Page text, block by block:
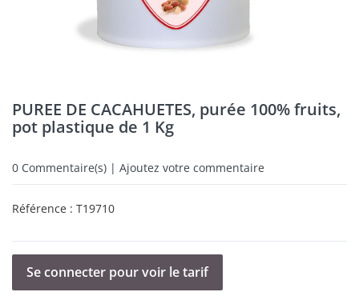
PUREE DE CACAHUETES, purée 100% fruits,
pot plastique de 1 Kg
0 Commentaire(s) | Ajoutez votre commentaire
Référence : T19710
Se connecter pour voir le tarif